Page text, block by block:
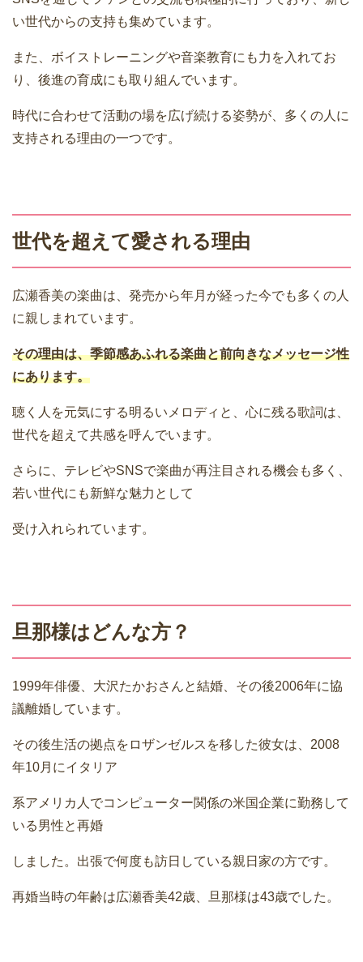
い世代からの支持も集めています。
また、ボイストレーニングや音楽教育にも力を入れてお
り、後進の育成にも取り組んでいます。
時代に合わせて活動の場を広げ続ける姿勢が、多くの人に
支持される理由の一つです。
世代を超えて愛される理由
広瀬香美の楽曲は、発売から年月が経った今でも多くの人
に親しまれています。
その理由は、季節感あふれる楽曲と前向きなメッセージ性
にあります。
聴く人を元気にする明るいメロディと、心に残る歌詞は、
世代を超えて共感を呼んでいます。
さらに、テレビやSNSで楽曲が再注目される機会も多く、
若い世代にも新鮮な魅力として
受け入れられています。
旦那様はどんな方？
1999年俳優、大沢たかおさんと結婚、その後2006年に協
議離婚しています。
その後生活の拠点をロザンゼルスを移した彼女は、2008
年10月にイタリア
系アメリカ人でコンピューター関係の米国企業に勤務して
いる男性と再婚
しました。出張で何度も訪日している親日家の方です。
再婚当時の年齢は広瀬香美42歳、旦那様は43歳でした。